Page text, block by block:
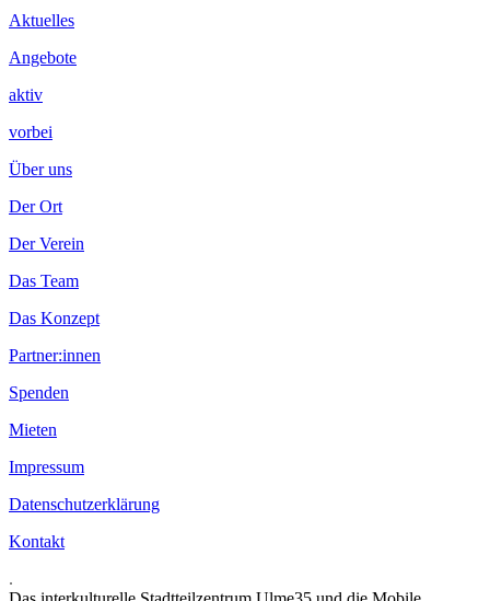
Aktuelles
Angebote
aktiv
vorbei
Über uns
Der Ort
Der Verein
Das Team
Das Konzept
Partner:innen
Spenden
Mieten
Impressum
Datenschutzerklärung
Kontakt
.